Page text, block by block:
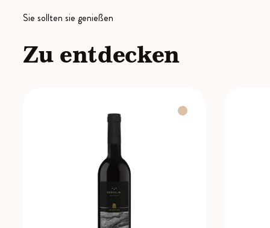
Sie sollten sie genießen
Zu entdecken